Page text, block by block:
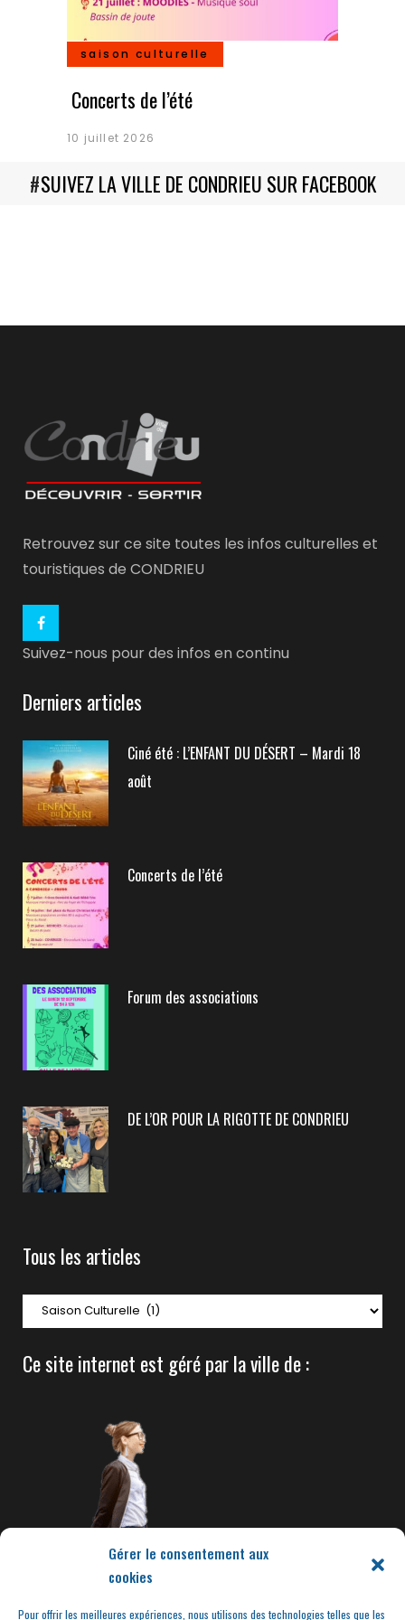
Gérer le consentement aux
cookies
Pour offrir les meilleures expériences, nous utilisons des technologies telles que les
saison culturelle
Concerts de l’été
10 juillet 2026
#SUIVEZ LA VILLE DE CONDRIEU SUR FACEBOOK
Retrouvez sur ce site toutes les infos culturelles et
touristiques de CONDRIEU
Suivez-nous pour des infos en continu
Derniers articles
Ciné été : L’ENFANT DU DÉSERT – Mardi 18
août
Concerts de l’été
Forum des associations
DE L’OR POUR LA RIGOTTE DE CONDRIEU
Tous les articles
Tous
les
articles
Ce site internet est géré par la ville de :